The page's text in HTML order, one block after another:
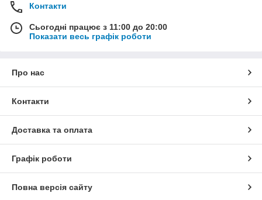
Контакти
Сьогодні працює з 11:00 до 20:00
Показати весь графік роботи
Про нас
Контакти
Доставка та оплата
Графік роботи
Повна версія сайту